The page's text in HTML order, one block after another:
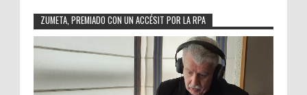
ZUMETA, PREMIADO CON UN ACCÉSIT POR LA RPA